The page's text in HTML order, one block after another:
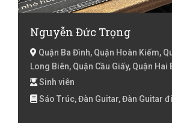
Nguyễn Đức Trọng
Quận Ba Đình, Quận Hoàn Kiếm,
Long Biên, Quận Cầu Giấy, Quận Hai
Thanh Xuân, Hà Nội
Sinh viên
Sáo Trúc, Đàn Guitar, Đàn Guitar